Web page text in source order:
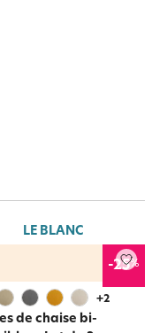
LE BLANC
-25%
+2
de chaise bi-